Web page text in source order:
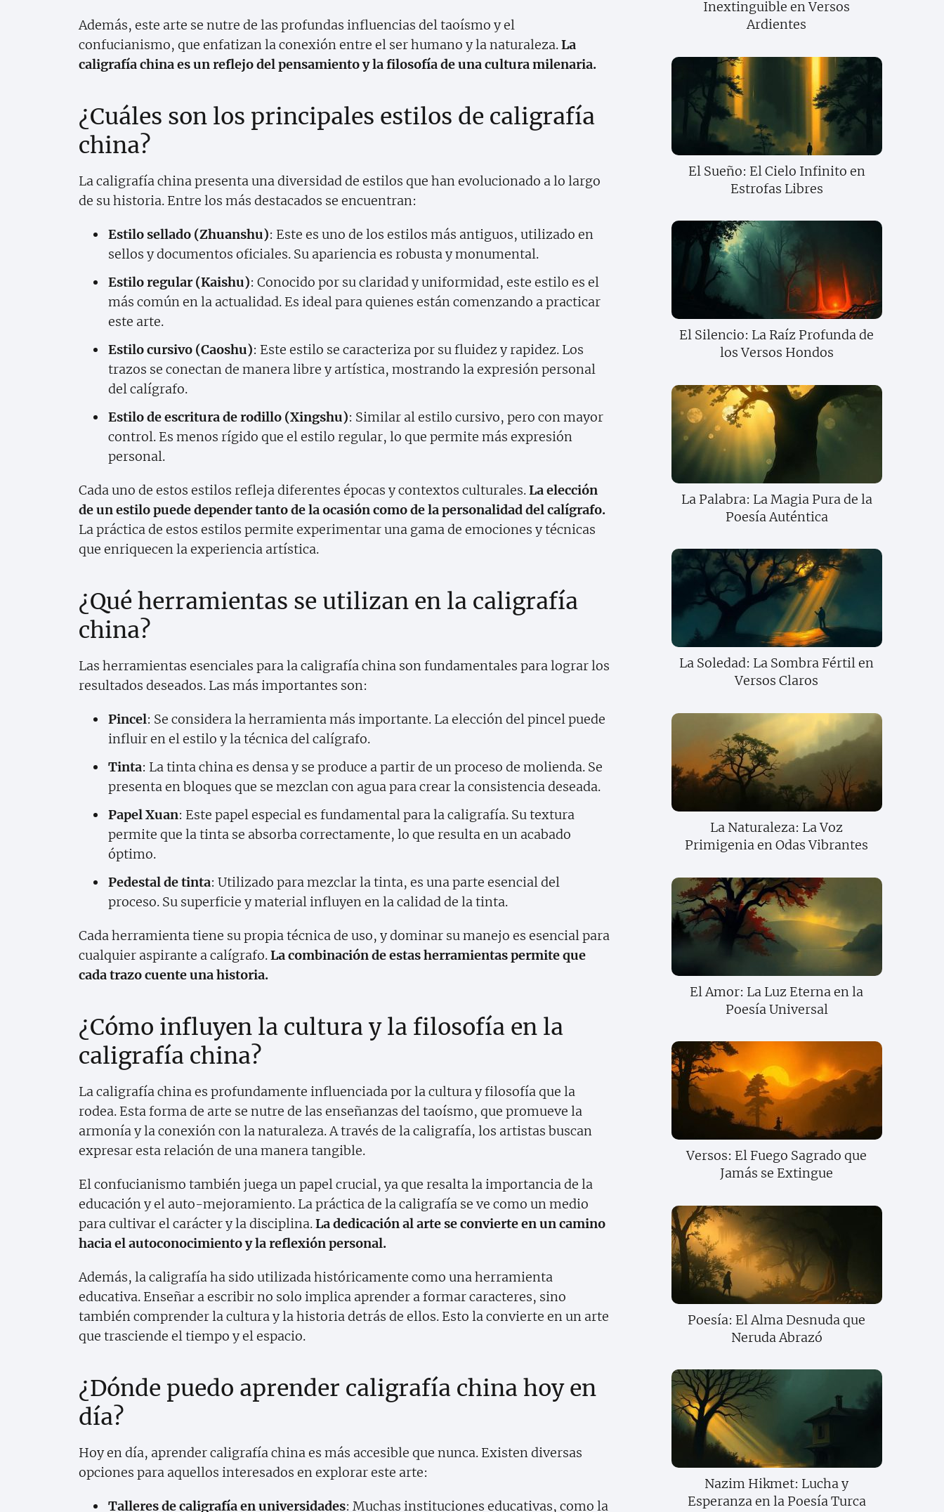
Además, este arte se nutre de las profundas influencias del taoísmo y el
confucianismo, que enfatizan la conexión entre el ser humano y la naturaleza.La
caligrafía china es un reflejo del pensamiento y la filosofía de una cultura milenaria.
¿Cuáles son los principales estilos de caligrafía
china?
La caligrafía china presenta una diversidad de estilos que han evolucionado a lo largo
de su historia. Entre los más destacados se encuentran:
Estilo sellado (Zhuanshu): Este es uno de los estilos más antiguos, utilizado en
sellos y documentos oficiales. Su apariencia es robusta y monumental.
Estilo regular (Kaishu): Conocido por su claridad y uniformidad, este estilo es el
más común en la actualidad. Es ideal para quienes están comenzando a practicar
este arte.
Estilo cursivo (Caoshu): Este estilo se caracteriza por su fluidez y rapidez. Los
trazos se conectan de manera libre y artística, mostrando la expresión personal
del calígrafo.
Estilo de escritura de rodillo (Xingshu): Similar al estilo cursivo, pero con mayor
control. Es menos rígido que el estilo regular, lo que permite más expresión
personal.
Cada uno de estos estilos refleja diferentes épocas y contextos culturales.La elección
de un estilo puede depender tanto de la ocasión como de la personalidad del calígrafo.
La práctica de estos estilos permite experimentar una gama de emociones y técnicas
que enriquecen la experiencia artística.
¿Qué herramientas se utilizan en la caligrafía
china?
Las herramientas esenciales para la caligrafía china son fundamentales para lograr los
resultados deseados. Las más importantes son:
Pincel: Se considera la herramienta más importante. La elección del pincel puede
influir en el estilo y la técnica del calígrafo.
Tinta: La tinta china es densa y se produce a partir de un proceso de molienda. Se
presenta en bloques que se mezclan con agua para crear la consistencia deseada.
Papel Xuan: Este papel especial es fundamental para la caligrafía. Su textura
permite que la tinta se absorba correctamente, lo que resulta en un acabado
óptimo.
Pedestal de tinta: Utilizado para mezclar la tinta, es una parte esencial del
proceso. Su superficie y material influyen en la calidad de la tinta.
Cada herramienta tiene su propia técnica de uso, y dominar su manejo es esencial para
cualquier aspirante a calígrafo.La combinación de estas herramientas permite que
cada trazo cuente una historia.
¿Cómo influyen la cultura y la filosofía en la
caligrafía china?
La caligrafía china es profundamente influenciada por la cultura y filosofía que la
rodea. Esta forma de arte se nutre de las enseñanzas del taoísmo, que promueve la
armonía y la conexión con la naturaleza. A través de la caligrafía, los artistas buscan
expresar esta relación de una manera tangible.
El confucianismo también juega un papel crucial, ya que resalta la importancia de la
educación y el auto-mejoramiento. La práctica de la caligrafía se ve como un medio
para cultivar el carácter y la disciplina.La dedicación al arte se convierte en un camino
hacia el autoconocimiento y la reflexión personal.
Además, la caligrafía ha sido utilizada históricamente como una herramienta
educativa. Enseñar a escribir no solo implica aprender a formar caracteres, sino
también comprender la cultura y la historia detrás de ellos. Esto la convierte en un arte
que trasciende el tiempo y el espacio.
¿Dónde puedo aprender caligrafía china hoy en
día?
Hoy en día, aprender caligrafía china es más accesible que nunca. Existen diversas
opciones para aquellos interesados en explorar este arte:
Talleres de caligrafía en universidades: Muchas instituciones educativas, como la
Inextinguible en Versos
Ardientes
El Sueño: El Cielo Infinito en
Estrofas Libres
El Silencio: La Raíz Profunda de
los Versos Hondos
La Palabra: La Magia Pura de la
Poesía Auténtica
La Soledad: La Sombra Fértil en
Versos Claros
La Naturaleza: La Voz
Primigenia en Odas Vibrantes
El Amor: La Luz Eterna en la
Poesía Universal
Versos: El Fuego Sagrado que
Jamás se Extingue
Poesía: El Alma Desnuda que
Neruda Abrazó
Nazim Hikmet: Lucha y
Esperanza en la Poesía Turca